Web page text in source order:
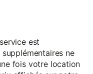
est
ne
fois votre location